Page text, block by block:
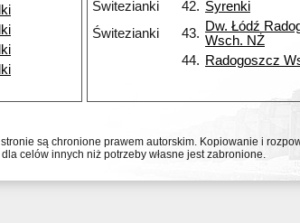
Świtezianki
42. Syrenki
Świtezianki
43. Dw. Łódź
Wsch. NŻ
44. Radogoszcz
są chronione prawem autorskim. Kopiowanie i
dla celów innych niż potrzeby własne jest zabronione.